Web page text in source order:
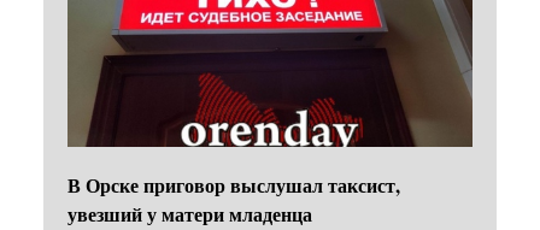
В Орске приговор выслушал таксист,
увезший у матери младенца